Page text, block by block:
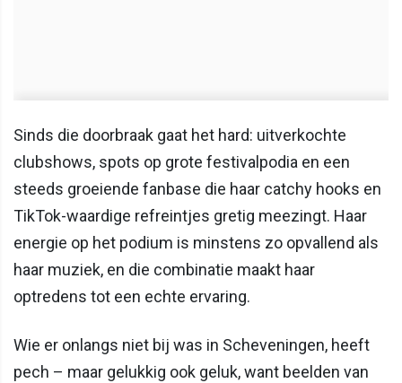
Sinds die doorbraak gaat het hard: uitverkochte
clubshows, spots op grote festivalpodia en een
steeds groeiende fanbase die haar catchy hooks en
TikTok-waardige refreintjes gretig meezingt. Haar
energie op het podium is minstens zo opvallend als
haar muziek, en die combinatie maakt haar
optredens tot een echte ervaring.
Wie er onlangs niet bij was in Scheveningen, heeft
pech – maar gelukkig ook geluk, want beelden van